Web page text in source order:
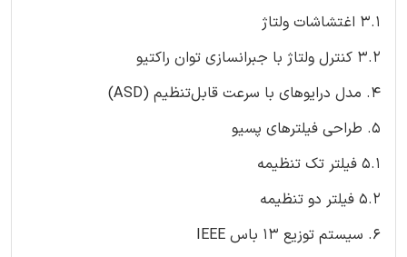
3.1 اغتشاشات ولتاژ
3.2 کنترل ولتاژ با جبرانسازی توان راکتیو
4. مدل درایوهای با سرعت قابل‌تنظیم (ASD)
5. طراحی فیلترهای پسیو
5.1 فیلتر تک تنظیمه
5.2 فیلتر دو تنظیمه
6. سیستم توزیع 13 باس IEEE